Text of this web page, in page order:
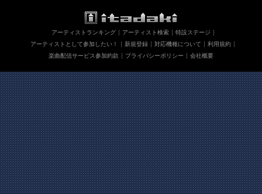
アーティストランキング アーティスト検索
特設ステージ
アーティストとして参加したい！
新規登録 対応機種について
利用規約
楽曲配信サービス参加約款
プライバシーポリシー 会社概要